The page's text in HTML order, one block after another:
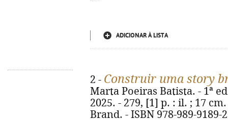
ADICIONAR À LISTA
2 - Construir uma story
Marta Poeiras Batista. - 1ª
2025. - 279, [1] p. : il. ; 17
Brand. - ISBN 978-989-9189-